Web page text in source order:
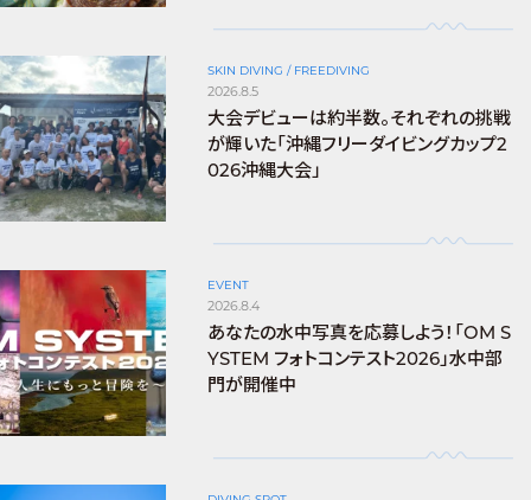
SKIN DIVING / FREEDIVING
2026.8.5
大会デビューは約半数。それぞれの挑戦
が輝いた「沖縄フリーダイビングカップ2
026沖縄大会」
EVENT
2026.8.4
あなたの水中写真を応募しよう！「OM S
YSTEM フォトコンテスト2026」水中部
門が開催中